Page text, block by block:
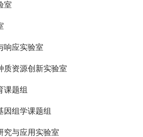
室
响应实验室
质资源创新实验室
课题组
因组学课题组
究与应用实验室